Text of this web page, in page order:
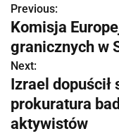
N
a
w
i
g
Previous:
Komisja
granicznych w
Next:
Izrael
prokuratura
aktywistów